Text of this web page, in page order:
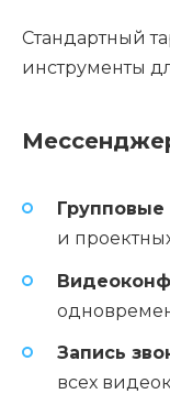
Стандартный
инструменты
Групповые
и
Запись
всех